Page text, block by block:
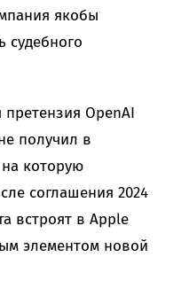
якобы
судебного
OpenAI
получил в
которую
соглашения 2024
встроят в Apple
элементом новой